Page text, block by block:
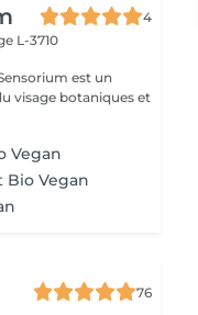
4
L-3710
visage botaniques et
Vegan
Bio Vegan
76